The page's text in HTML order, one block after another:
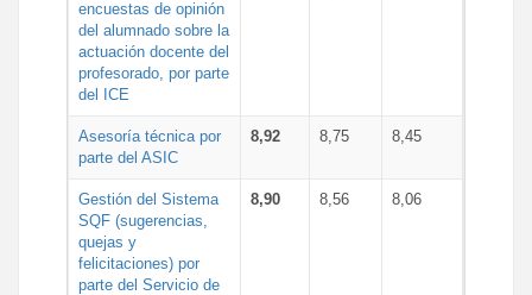
encuestas de opinión
del alumnado sobre la
actuación docente del
profesorado, por parte
del ICE
Asesoría técnica por
parte del ASIC
8,92 8,75 8,45
Gestión del Sistema
SQF (sugerencias,
quejas y
felicitaciones) por
parte del Servicio de
8,90 8,56 8,06